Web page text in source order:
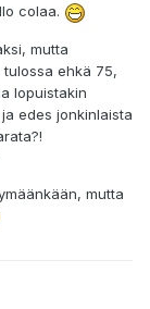
colaa.
mutta
ehkä 75,
lopuistakin
edes jonkinlaista
mutta